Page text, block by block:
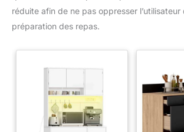
réduite afin de ne pas oppresser l’utilisateur
préparation des repas.